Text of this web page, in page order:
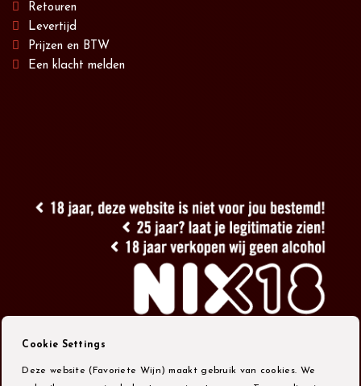
Retouren
Levertijd
Prijzen en BTW
Een klacht melden
Cookie Settings
Deze website (Favoriete Wijn) maakt gebruik van cookies. We